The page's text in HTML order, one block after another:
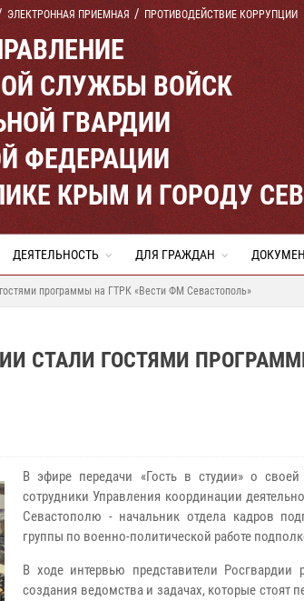
ЭЛЕКТРОННАЯ ПРИЕМНАЯ ПРОТИВОДЕЙСТВИЕ КОРРУПЦИИ
СЛУЖБЫ ВОЙСК
ГВАРДИИ
ФЕДЕРАЦИИ
КРЫМ И ГОРОДУ
ДЕЯТЕЛЬНОСТЬ ДЛЯ ГРАЖДАН
программы на ГТРК «Вести ФМ Севастополь»
СТАЛИ ГОСТЯМИ
В эфире передачи «Гость в студии» о своей
сотрудники Управления координации
Севастополю - начальник отдела кадров
группы по военно-политической работе
В ходе интервью представители Росгвардии
создания ведомства и задачах, которые